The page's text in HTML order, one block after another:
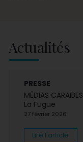
Actualités
PRESSE
MÉDIAS CARAÏBES
La Fugue
27 février 2026
Lire l'article